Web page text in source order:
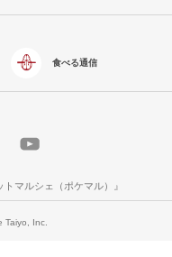
食べる通信
マルシェ（ポケマル）』
Taiyo, Inc.